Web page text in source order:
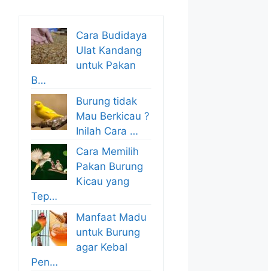
Cara Budidaya
Ulat Kandang
untuk Pakan
B…
Burung tidak
Mau Berkicau ?
Inilah Cara …
Cara Memilih
Pakan Burung
Kicau yang
Tep…
Manfaat Madu
untuk Burung
agar Kebal
Pen…